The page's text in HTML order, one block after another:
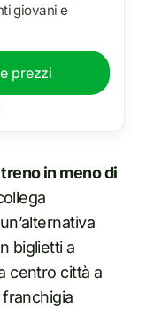
giovani e
prezzi
in meno di
biglietti a
centro città a